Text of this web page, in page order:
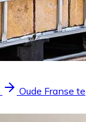
Oude Franse